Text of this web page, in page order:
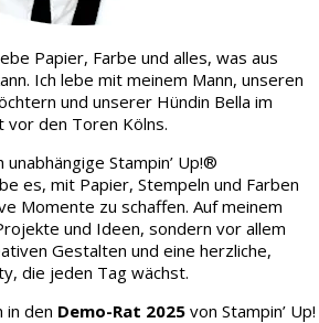
Papier, Farbe und alles, was aus
Ich lebe mit meinem Mann, unseren
und unserer Hündin Bella im
vor den Toren Kölns.
unabhängige Stampin’ Up!®
es, mit Papier, Stempeln und Farben
Momente zu schaffen. Auf meinem
und Ideen, sondern vor allem
Gestalten und eine herzliche,
die jeden Tag wächst.
in den Demo-Rat 2025 von Stampin’ Up!